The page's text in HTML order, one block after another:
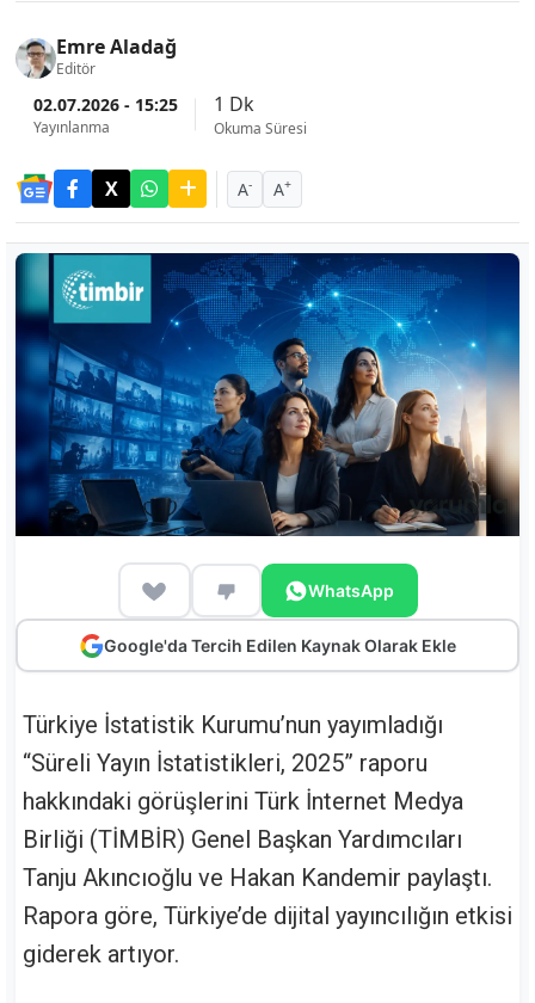
Emre Aladağ
Editör
02.07.2026 - 15:25
Yayınlanma
1 Dk
Okuma Süresi
A- A+
WhatsApp
Google'da Tercih Edilen Kaynak Olarak Ekle
Türkiye İstatistik Kurumu’nun yayımladığı
“Süreli Yayın İstatistikleri, 2025” raporu
hakkındaki görüşlerini Türk İnternet Medya
Birliği (TİMBİR) Genel Başkan Yardımcıları
Tanju Akıncıoğlu ve Hakan Kandemir paylaştı.
Rapora göre, Türkiye’de dijital yayıncılığın etkisi
giderek artıyor.